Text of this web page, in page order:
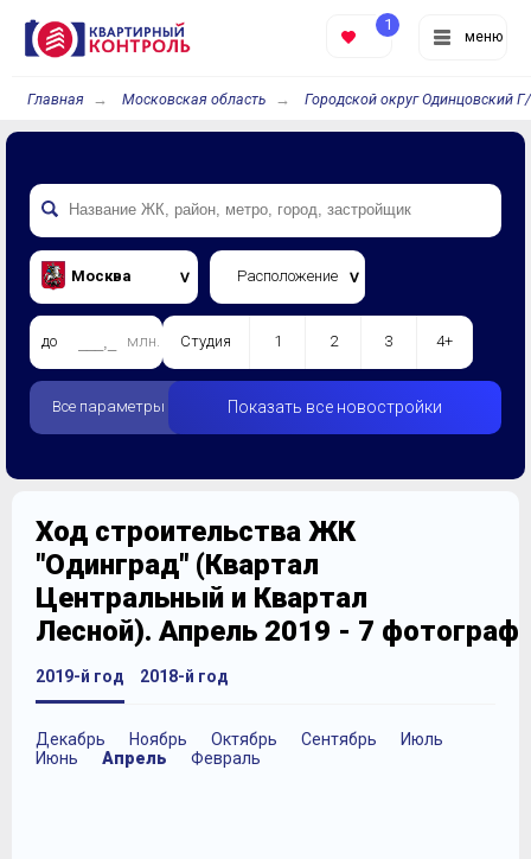
меню
1
Главная Московская область Городской округ Одинцовский
Москва Расположение
до млн. Студия 1 2 3 4+
Все параметры Показать все новостройки
Ход строительства ЖК
"Одинград" (Квартал
Центральный и Квартал
Лесной). Апрель 2019 - 7
2019-й год
Декабрь Ноябрь Октябрь Сентябрь
Июль
Июнь
Апрель Февраль
2018-й год